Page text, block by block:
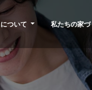
ついて 私たちの家づ